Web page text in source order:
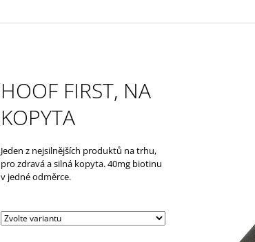
HOOF FIRST, NA
KOPYTA
Jeden z nejsilnějších produktů na trhu,
pro zdravá a silná kopyta. 40mg biotinu
v jedné odměrce.